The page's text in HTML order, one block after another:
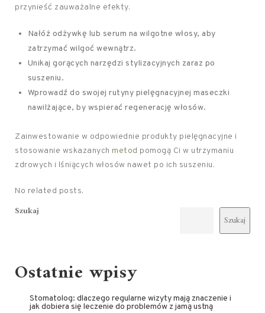
przynieść zauważalne efekty.
Nałóż odżywkę lub serum na wilgotne włosy, aby
zatrzymać wilgoć wewnątrz.
Unikaj gorących narzędzi stylizacyjnych zaraz po
suszeniu.
Wprowadź do swojej rutyny pielęgnacyjnej maseczki
nawilżające, by wspierać regenerację włosów.
Zainwestowanie w odpowiednie produkty pielęgnacyjne i
stosowanie wskazanych metod pomogą Ci w utrzymaniu
zdrowych i lśniących włosów nawet po ich suszeniu.
No related posts.
Szukaj
Szukaj
Ostatnie wpisy
Stomatolog: dlaczego regularne wizyty mają znaczenie i
jak dobiera się leczenie do problemów z jamą ustną